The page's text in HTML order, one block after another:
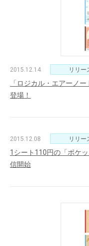
2015.12.14 リリー
「ロジカル・エアーノ
登場！
2015.12.08 リリー
1シート110円の「ポケ
信開始